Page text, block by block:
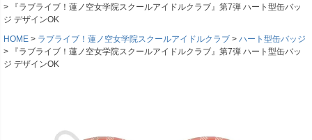
『ラブライブ！蓮ノ空女学院スクールアイドルクラブ』第7弾 ハート型缶バッ
ジ デザインOK
HOME
ラブライブ！蓮ノ空女学院スクールアイドルクラブ
ハート型缶バッジ
『ラブライブ！蓮ノ空女学院スクールアイドルクラブ』第7弾 ハート型缶バッ
ジ デザインOK